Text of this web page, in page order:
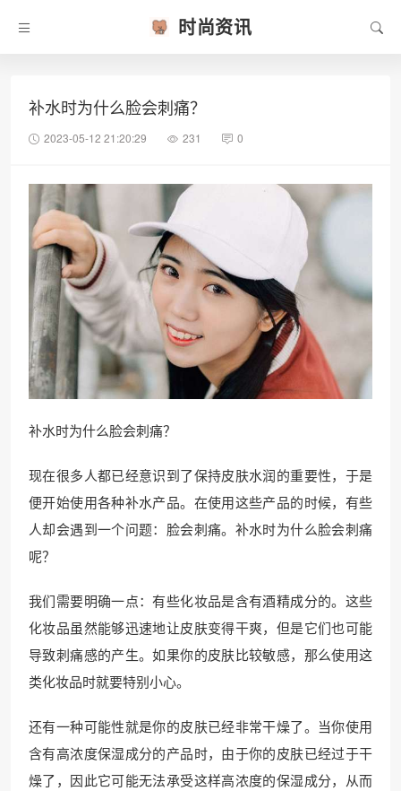
时尚资讯
补水时为什么脸会刺痛？
2023-05-12 21:20:29 231 0
补水时为什么脸会刺痛？
现在很多人都已经意识到了保持皮肤水润的重要性，于是
便开始使用各种补水产品。在使用这些产品的时候，有些
人却会遇到一个问题：脸会刺痛。补水时为什么脸会刺痛
呢？
我们需要明确一点：有些化妆品是含有酒精成分的。这些
化妆品虽然能够迅速地让皮肤变得干爽，但是它们也可能
导致刺痛感的产生。如果你的皮肤比较敏感，那么使用这
类化妆品时就要特别小心。
还有一种可能性就是你的皮肤已经非常干燥了。当你使用
含有高浓度保湿成分的产品时，由于你的皮肤已经过于干
燥了，因此它可能无法承受这样高浓度的保湿成分，从而